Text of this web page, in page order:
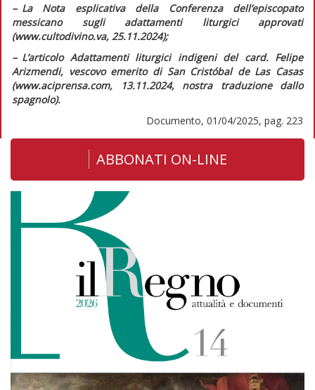
–La Nota esplicativa della Conferenza dell’episcopato
messicano sugli adattamenti liturgici approvati
(www.cultodivino.va, 25.11.2024);
–L’articolo Adattamenti liturgici indigenidel card. Felipe
Arizmendi, vescovo emerito di San Cristóbal de Las Casas
(www.aciprensa.com, 13.11.2024, nostra traduzione dallo
spagnolo).
Documento, 01/04/2025, pag. 223
ABBONATI ON-LINE